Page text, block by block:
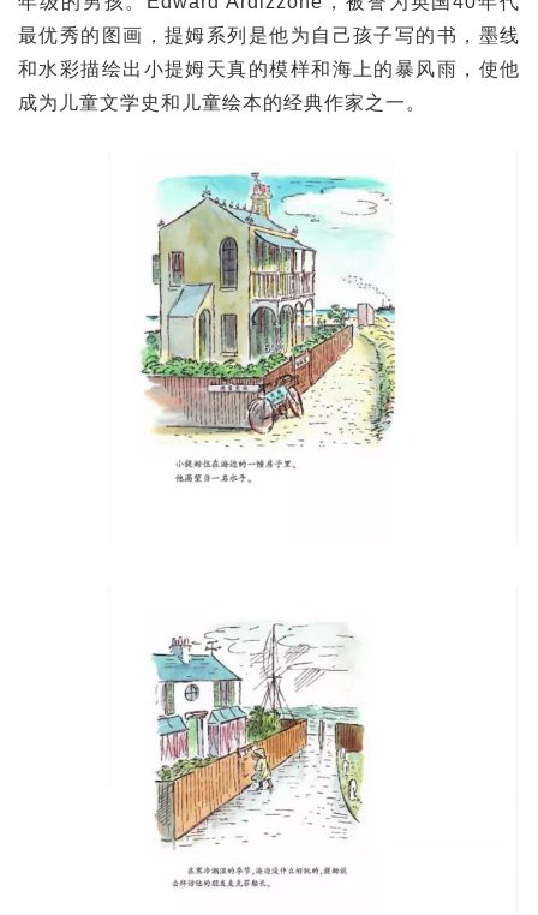
最优秀的图画，提姆系列是他为自己孩子写的书，墨线
和水彩描绘出小提姆天真的模样和海上的暴风雨，使他
成为儿童文学史和儿童绘本的经典作家之一。